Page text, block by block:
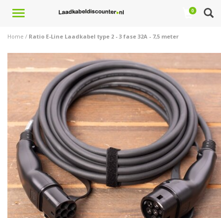
Toggle
0
Home / Ratio E-Line Laadkabel type 2 - 3 fase 32A - 7,5 meter